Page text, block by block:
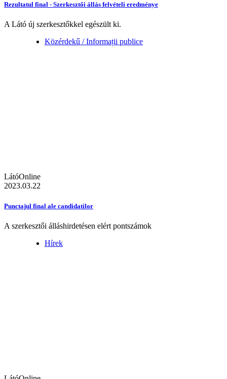
Rezultatul final - Szerkesztői állás felvételi eredménye
A Látó új szerkesztőkkel egészült ki.
Közérdekű / Informații publice
LátóOnline
2023.03.22
Punctajul final ale candidatilor
A szerkesztői álláshirdetésen elért pontszámok
Hírek